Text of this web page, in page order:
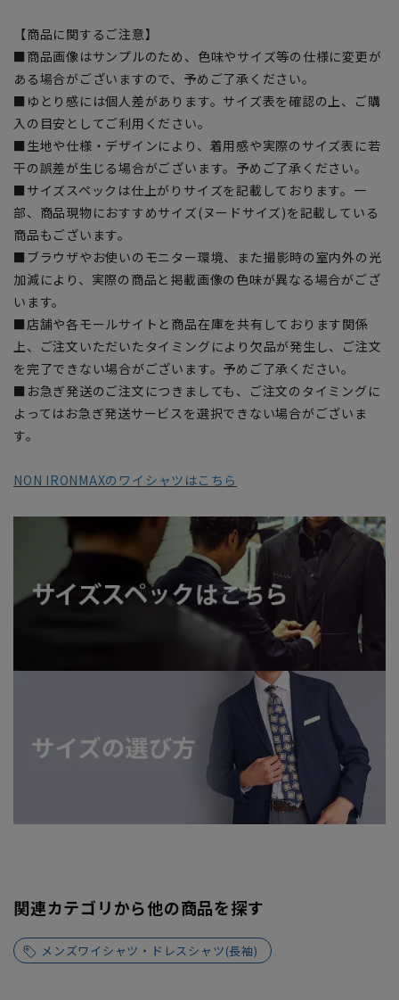
【商品に関するご注意】
■商品画像はサンプルのため、色味やサイズ等の仕様に変更が
ある場合がございますので、予めご了承ください。
■ゆとり感には個人差があります。サイズ表を確認の上、ご購
入の目安としてご利用ください。
■生地や仕様・デザインにより、着用感や実際のサイズ表に若
干の誤差が生じる場合がございます。予めご了承ください。
■サイズスペックは仕上がりサイズを記載しております。一
部、商品現物におすすめサイズ(ヌードサイズ)を記載している
商品もございます。
■ブラウザやお使いのモニター環境、また撮影時の室内外の光
加減により、実際の商品と掲載画像の色味が異なる場合がござ
います。
■店舗や各モールサイトと商品在庫を共有しております関係
上、ご注文いただいたタイミングにより欠品が発生し、ご注文
を完了できない場合がございます。予めご了承ください。
■お急ぎ発送のご注文につきましても、ご注文のタイミングに
よってはお急ぎ発送サービスを選択できない場合がございま
す。
NON IRONMAXのワイシャツはこちら
関連カテゴリから他の商品を探す
メンズワイシャツ・ドレスシャツ(長袖)